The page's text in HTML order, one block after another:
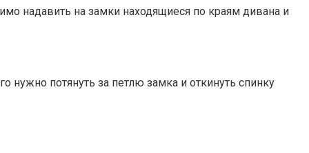
надавить на замки находящиеся по краям дивана и
нужно потянуть за петлю замка и откинуть спинку